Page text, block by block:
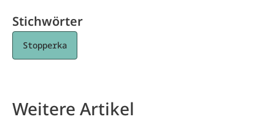
Stichwörter
Stopperka
Weitere Artikel